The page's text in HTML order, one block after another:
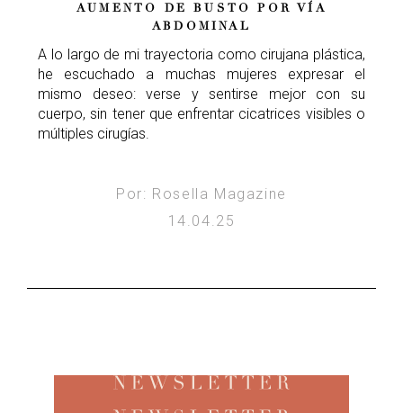
AUMENTO DE BUSTO POR VÍA
ABDOMINAL
A lo largo de mi trayectoria como cirujana plástica,
he escuchado a muchas mujeres expresar el
mismo deseo: verse y sentirse mejor con su
cuerpo, sin tener que enfrentar cicatrices visibles o
múltiples cirugías.
Por: Rosella Magazine
14.04.25